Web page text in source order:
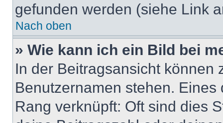
gefunden werden (siehe Link
Nach oben
» Wie kann ich ein Bild bei
In der Beitragsansicht können
Benutzernamen stehen.
Rang verknüpft: Oft sind dies